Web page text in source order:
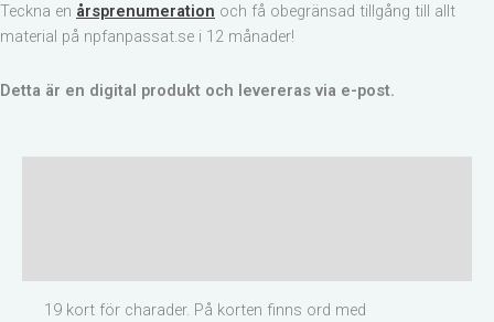
Teckna en årsprenumeration och få obegränsad tillgång till allt
material på npfanpassat.se i 12 månader!
Detta är en digital produkt och levereras via e-post.
19 kort för charader. På korten finns ord med